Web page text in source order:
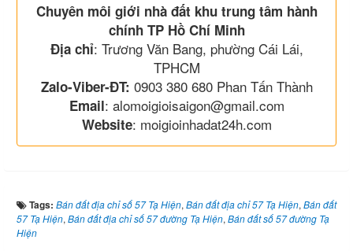
Chuyên môi giới nhà đất khu trung tâm hành
chính TP Hồ Chí Minh
Địa chỉ: Trương Văn Bang, phường Cái Lái,
TPHCM
Zalo-Viber-ĐT: 0903 380 680 Phan Tấn Thành
Email: alomoigioisaigon@gmail.com
Website: moigioinhadat24h.com
Tags: Bán đất địa chỉ số 57 Tạ Hiện, Bán đất địa chỉ 57 Tạ Hiện, Bán đất
57 Tạ Hiện, Bán đất địa chỉ số 57 đường Tạ Hiện, Bán đất số 57 đường Tạ
Hiện